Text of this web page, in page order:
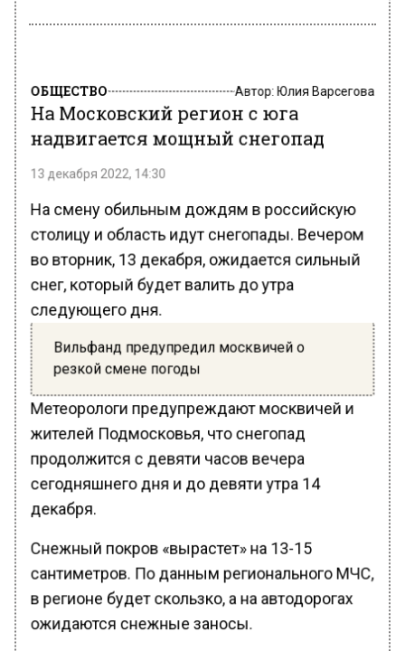
ОБЩЕСТВО Автор:Юлия Варсегова
На Московский регион с юга
надвигается мощный снегопад
13 декабря 2022, 14:30
На смену обильным дождям в российскую
столицу и область идут снегопады. Вечером
во вторник, 13 декабря, ожидается сильный
снег, который будет валить до утра
следующего дня.
Вильфанд предупредил москвичей о
резкой смене погоды
Метеорологи предупреждают москвичей и
жителей Подмосковья, что снегопад
продолжится с девяти часов вечера
сегодняшнего дня и до девяти утра 14
декабря.
Снежный покров «вырастет» на 13-15
сантиметров. По данным регионального МЧС,
в регионе будет скользко, а на автодорогах
ожидаются снежные заносы.